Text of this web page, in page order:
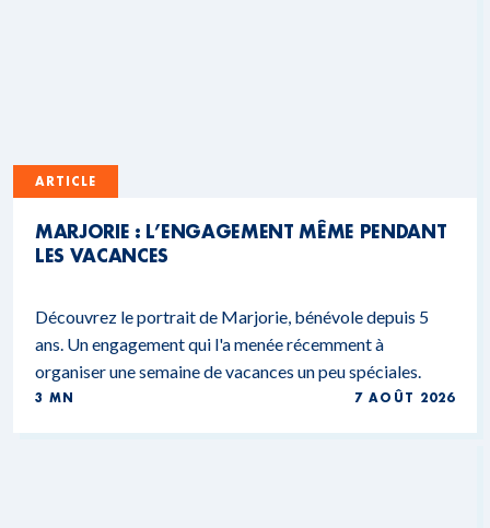
ARTICLE
MARJORIE : L’ENGAGEMENT MÊME PENDANT
LES VACANCES
Découvrez le portrait de Marjorie, bénévole depuis 5
ans. Un engagement qui l'a menée récemment à
organiser une semaine de vacances un peu spéciales.
3 MN 7 AOÛT 2026